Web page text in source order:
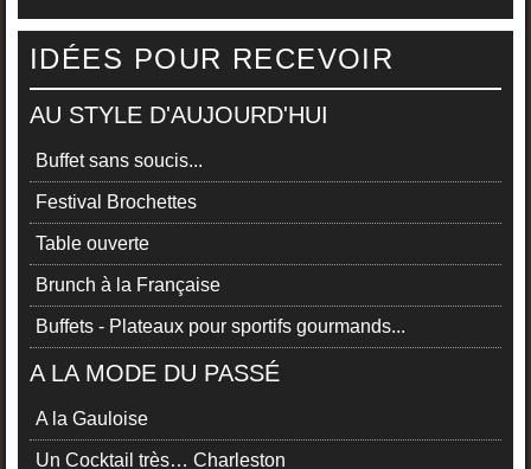
IDÉES POUR RECEVOIR
AU STYLE D'AUJOURD'HUI
Buffet sans soucis...
Festival Brochettes
Table ouverte
Brunch à la Française
Buffets - Plateaux pour sportifs gourmands...
A LA MODE DU PASSÉ
A la Gauloise
Un Cocktail très… Charleston